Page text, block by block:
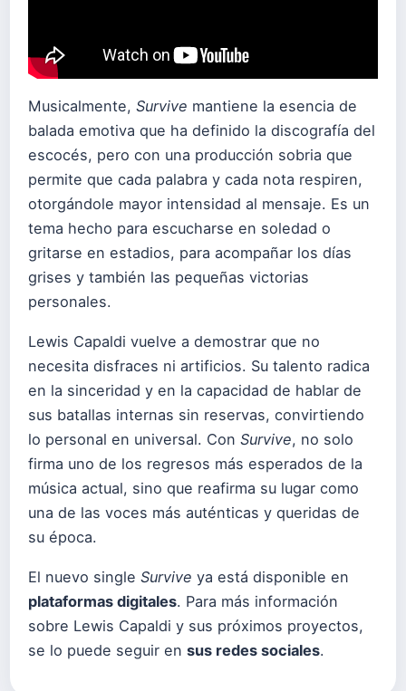
Musicalmente, Survive mantiene la esencia de
balada emotiva que ha definido la discografía del
escocés, pero con una producción sobria que
permite que cada palabra y cada nota respiren,
otorgándole mayor intensidad al mensaje. Es un
tema hecho para escucharse en soledad o
gritarse en estadios, para acompañar los días
grises y también las pequeñas victorias
personales.
Lewis Capaldi vuelve a demostrar que no
necesita disfraces ni artificios. Su talento radica
en la sinceridad y en la capacidad de hablar de
sus batallas internas sin reservas, convirtiendo
lo personal en universal. Con Survive, no solo
firma uno de los regresos más esperados de la
música actual, sino que reafirma su lugar como
una de las voces más auténticas y queridas de
su época.
El nuevo single Survive ya está disponible en
plataformas digitales. Para más información
sobre Lewis Capaldi y sus próximos proyectos,
se lo puede seguir en sus redes sociales.